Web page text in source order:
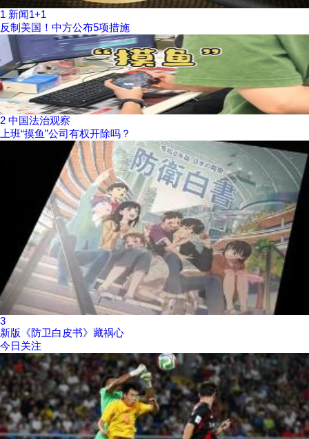
1 新闻1+1
反制美国！中方公布5项措施
2 中国法治观察
上班“摸鱼”公司有权开除吗？
3
新版《防卫白皮书》藏祸心
今日关注